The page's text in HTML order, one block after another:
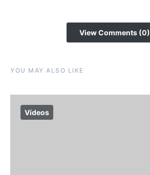
View Comments (0)
YOU MAY ALSO LIKE
Vídeos